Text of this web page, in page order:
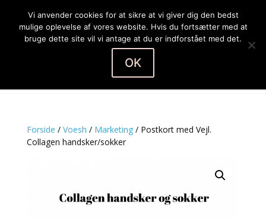
Forside / Voesh / Marketing/ Postkort med Vejl.
Collagen handsker/sokker
Vi anvender cookies for at sikre at vi giver dig den bedst
mulige oplevelse af vores website. Hvis du fortsætter med at
bruge dette site vil vi antage at du er indforstået med det.
OK